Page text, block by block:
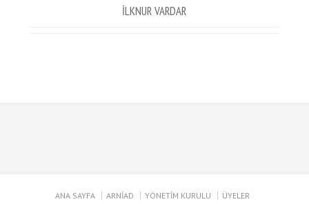
İLKNUR VARDAR
ANA SAYFA ARNİAD YÖNETİM KURULU
ÜYELER